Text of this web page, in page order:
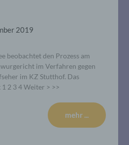
2019
beobachtet den Prozess am
im Verfahren gegen
im KZ Stutthof. Das
2 3 4 Weiter > >>
mehr ...